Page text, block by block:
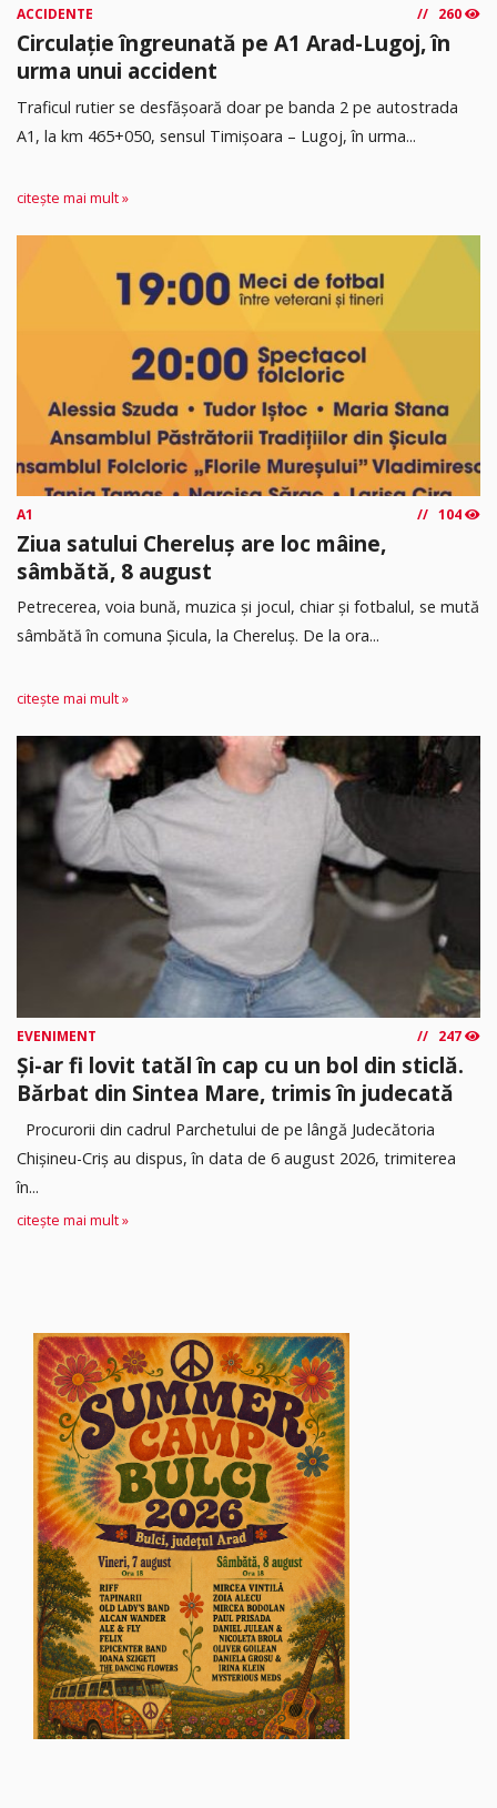
ACCIDENTE 260
Circulație îngreunată pe A1 Arad-Lugoj, în
urma unui accident
Traficul rutier se desfășoară doar pe banda 2 pe autostrada
A1, la km 465+050, sensul Timişoara – Lugoj, în urma...
citește mai mult »
A1 104
Ziua satului Chereluș are loc mâine,
sâmbătă, 8 august
Petrecerea, voia bună, muzica și jocul, chiar și fotbalul, se mută
sâmbătă în comuna Șicula, la Chereluș. De la ora...
citește mai mult »
EVENIMENT 247
Și-ar fi lovit tatăl în cap cu un bol din sticlă.
Bărbat din Sintea Mare, trimis în judecată
Procurorii din cadrul Parchetului de pe lângă Judecătoria
Chișineu-Criș au dispus, în data de 6 august 2026, trimiterea
în...
citește mai mult »